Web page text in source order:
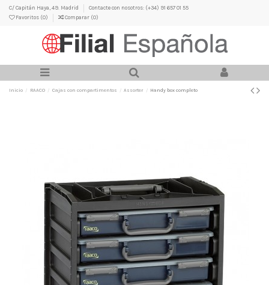
C/ Capitán Haya, 49. Madrid
Contacte con nosotros: (+34) 91 657 01 55
Favoritos (0) Comparar (0)
Inicio RAACO Cajas con compartimentos Assorter Handy box completo